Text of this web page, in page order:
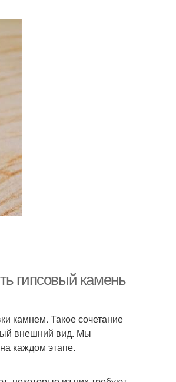
гипсовый камень
камнем. Такое сочетание
внешний вид. Мы
каждом этапе.